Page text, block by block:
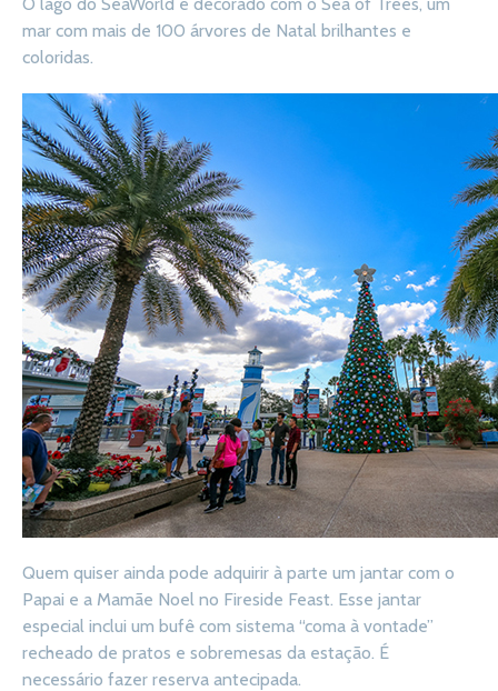
mar com mais de 100 árvores de Natal brilhantes e
coloridas.
Quem quiser ainda pode adquirir à parte um jantar com o
Papai e a Mamãe Noel no Fireside Feast. Esse jantar
especial inclui um bufê com sistema “coma à vontade”
recheado de pratos e sobremesas da estação. É
necessário fazer reserva antecipada.